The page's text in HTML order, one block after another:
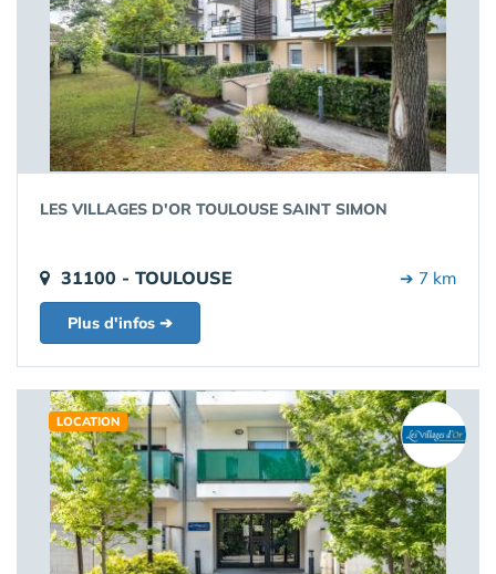
LES VILLAGES D'OR TOULOUSE SAINT SIMON
31100 - TOULOUSE ➔ 7 km
Plus d'infos ➔
LOCATION